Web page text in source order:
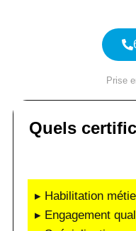
Prise
Quels
▸ Habilitation
▸ Engagement